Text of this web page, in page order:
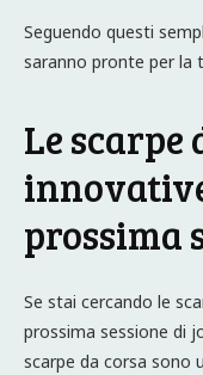
Seguendo questi
saranno pronte per la
Le scarpe
prossima
Se stai cercando le
prossima sessione di
scarpe da corsa sono